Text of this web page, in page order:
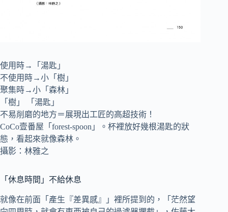
使用時→「湯匙」
不使用時→小「樹」
聚集時→小「森林」
「樹」 「湯匙」
不易削磨的地方＝展現出工匠的高超技術！
CoCo壹番屋「forest-spoon」。杯裡放好幾根湯匙的狀
態，看起來就像森林。
攝影：林雅之
「休息時間」不給休息
就像在前面「產生『差異感』」裡所提到的，「茫然望